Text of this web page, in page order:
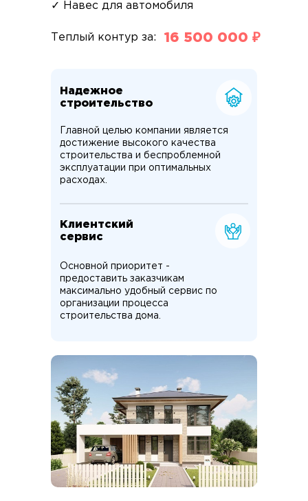
Надежное
строительство
Клиентский
сервис
Главной целью компании является
достижение высокого качества
строительства и беспроблемной
эксплуатации при оптимальных
расходах.
Основной приоритет -
предоставить заказчикам
максимально удобный сервис по
организации процесса
строительства дома.
Теплый контур за:
✓ Навес для автомобиля
16 500 000 ₽